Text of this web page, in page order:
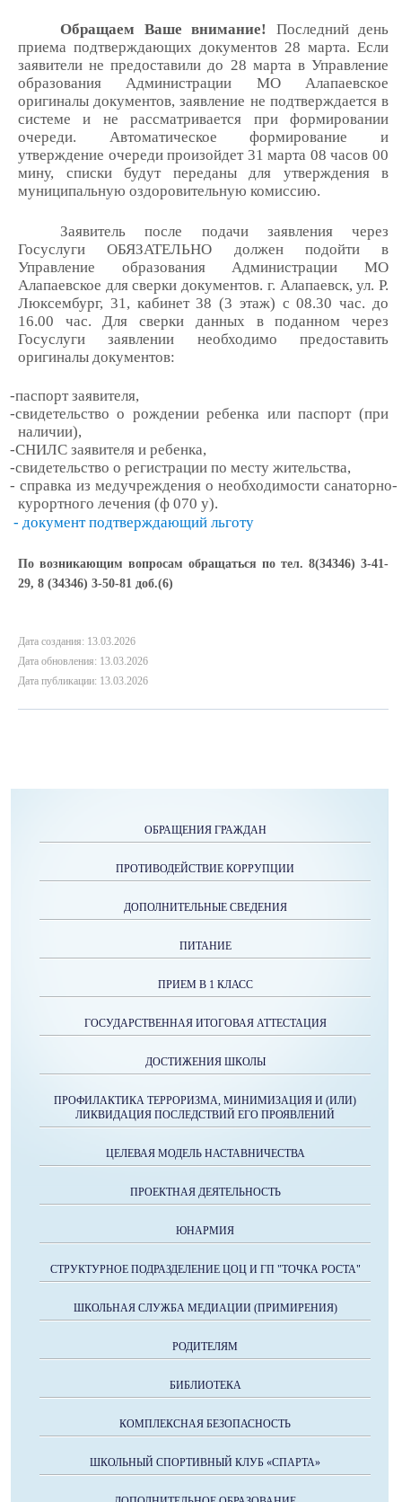
Обращаем Ваше внимание! Последний день
приема подтверждающих документов 28 марта. Если
заявители не предоставили до 28 марта в Управление
образования Администрации МО Алапаевское
оригиналы документов, заявление не подтверждается в
системе и не рассматривается при формировании
очереди. Автоматическое формирование и
утверждение очереди произойдет 31 марта 08 часов 00
мину, списки будут переданы для утверждения в
муниципальную оздоровительную комиссию.
Заявитель после подачи заявления через
Госуслуги ОБЯЗАТЕЛЬНО должен подойти в
Управление образования Администрации МО
Алапаевское для сверки документов. г. Алапаевск, ул. Р.
Люксембург, 31, кабинет 38 (3 этаж) с 08.30 час. до
16.00 час. Для сверки данных в поданном через
Госуслуги заявлении необходимо предоставить
оригиналы документов:
-паспорт заявителя,
-свидетельство о рождении ребенка или паспорт (при
наличии),
-СНИЛС заявителя и ребенка,
-свидетельство о регистрации по месту жительства,
- справка из медучреждения о необходимости санаторно-
курортного лечения (ф 070 у).
- документ подтверждающий льготу
По возникающим вопросам обращаться по тел. 8(34346) 3-41-
29, 8 (34346) 3-50-81 доб.(6)
Дата создания: 13.03.2026
Дата обновления: 13.03.2026
Дата публикации: 13.03.2026
ОБРАЩЕНИЯ ГРАЖДАН
ПРОТИВОДЕЙСТВИЕ КОРРУПЦИИ
ДОПОЛНИТЕЛЬНЫЕ СВЕДЕНИЯ
ПИТАНИЕ
ПРИЕМ В 1 КЛАСС
ГОСУДАРСТВЕННАЯ ИТОГОВАЯ АТТЕСТАЦИЯ
ДОСТИЖЕНИЯ ШКОЛЫ
ПРОФИЛАКТИКА ТЕРРОРИЗМА, МИНИМИЗАЦИЯ И (ИЛИ)
ЛИКВИДАЦИЯ ПОСЛЕДСТВИЙ ЕГО ПРОЯВЛЕНИЙ
ЦЕЛЕВАЯ МОДЕЛЬ НАСТАВНИЧЕСТВА
ПРОЕКТНАЯ ДЕЯТЕЛЬНОСТЬ
ЮНАРМИЯ
СТРУКТУРНОЕ ПОДРАЗДЕЛЕНИЕ ЦОЦ И ГП "ТОЧКА РОСТА"
ШКОЛЬНАЯ СЛУЖБА МЕДИАЦИИ (ПРИМИРЕНИЯ)
РОДИТЕЛЯМ
БИБЛИОТЕКА
КОМПЛЕКСНАЯ БЕЗОПАСНОСТЬ
ШКОЛЬНЫЙ СПОРТИВНЫЙ КЛУБ «СПАРТА»